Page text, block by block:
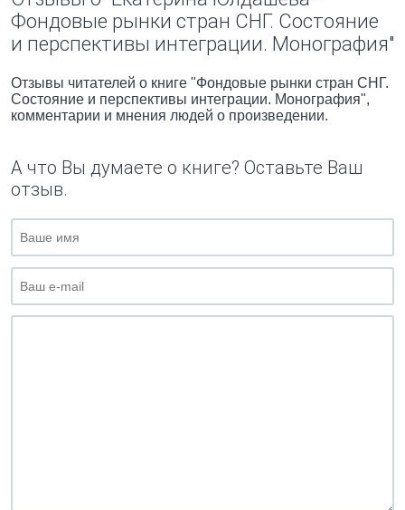
Фондовые рынки стран СНГ. Состояние
и перспективы интеграции. Монография"
Отзывы читателей о книге "Фондовые рынки стран СНГ.
Состояние и перспективы интеграции. Монография",
комментарии и мнения людей о произведении.
А что Вы думаете о книге? Оставьте Ваш
отзыв.